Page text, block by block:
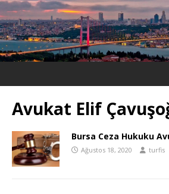
Avukat Elif
Bursa Ceza Hukuku
Ağustos 18, 2020 turfis